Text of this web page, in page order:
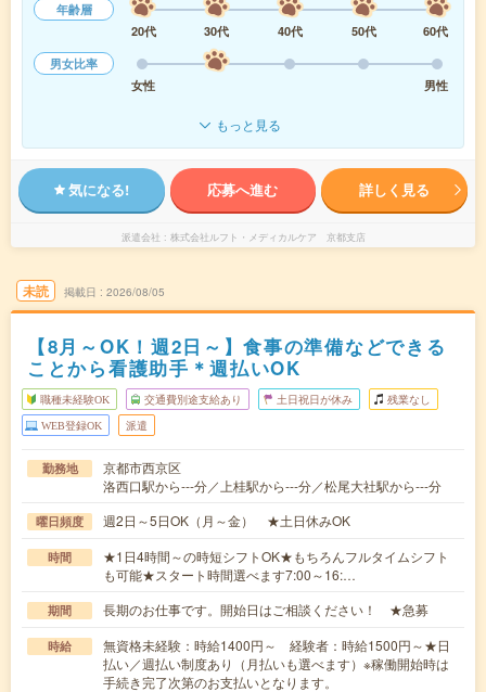
年齢層
20代
30代 40代 50代
60代
男女比率
女性
男性
もっと見る
気になる! 応募へ進む 詳しく見る
派遣会社 株式会社ルフト・メディカルケア 京都支店
未読 掲載日 2026/08/05
【8月～OK！週2日～】食事の準備などできる
ことから看護助手＊週払いOK
職種未経験OK 交通費別途支給あり 土日祝日が休み 残業なし
WEB登録OK 派遣
勤務地
京都市西京区
洛西口駅から---分／上桂駅から---分／松尾大社駅から---分
曜日頻度 週2日～5日OK（月～金） ★土日休みOK
時間
★1日4時間～の時短シフトOK★もちろんフルタイムシフト
も可能★スタート時間選べます7:00～16:…
期間 長期のお仕事です。開始日はご相談ください！ ★急募
時給
無資格未経験：時給1400円～ 経験者：時給1500円～★日
払い／週払い制度あり（月払いも選べます）※稼働開始時は
手続き完了次第のお支払いとなります。